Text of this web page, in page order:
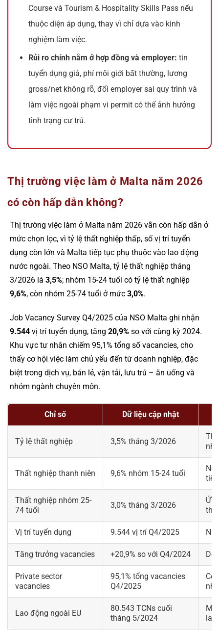
Course và Tourism & Hospitality Skills Pass nếu
thuộc diện áp dụng, thay vì chỉ dựa vào kinh
nghiệm làm việc.
Rủi ro chính nằm ở hợp đồng và employer: tin
tuyển dụng giả, phí môi giới bất thường, lương
gross/net không rõ, đổi employer sai quy trình và
làm việc ngoài phạm vi permit có thể ảnh hưởng
tình trạng cư trú.
Thị trường việc làm ở Malta năm 2026
có còn hấp dẫn không?
Thị trường việc làm ở Malta năm 2026 vẫn còn hấp dẫn ở
mức chọn lọc, vì tỷ lệ thất nghiệp thấp, số vị trí tuyển
dụng còn lớn và Malta tiếp tục phụ thuộc vào lao động
nước ngoài. Theo NSO Malta, tỷ lệ thất nghiệp tháng
3/2026 là 3,5%; nhóm 15-24 tuổi có tỷ lệ thất nghiệp
9,6%, còn nhóm 25-74 tuổi ở mức 3,0%.
Job Vacancy Survey Q4/2025 của NSO Malta ghi nhận
9.544 vị trí tuyển dụng, tăng 20,9% so với cùng kỳ 2024.
Khu vực tư nhân chiếm 95,1% tổng số vacancies, cho
thấy cơ hội việc làm chủ yếu đến từ doanh nghiệp, đặc
biệt trong dịch vụ, bán lẻ, vận tải, lưu trú – ăn uống và
nhóm ngành chuyên môn.
Chỉ số Dữ liệu cập nhật
Tỷ lệ thất nghiệp 3,5% tháng 3/2026
Thị
Thất nghiệp thanh niên 9,6% nhóm 15-24 tuổi
Thất nghiệp nhóm 25-
74 tuổi
3,0% tháng 3/2026
Vị trí tuyển dụng 9.544 vị trí Q4/2025
Tăng trưởng vacancies +20,9% so với Q4/2024
Private sector
vacancies
95,1% tổng vacancies
Q4/2025
Cơ
Lao động ngoài EU
80.543 TCNs cuối
tháng 5/2024